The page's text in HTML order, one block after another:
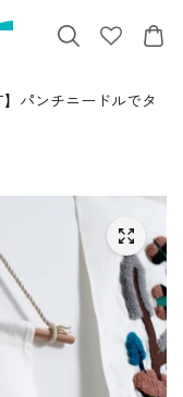
】パンチニードルでタ